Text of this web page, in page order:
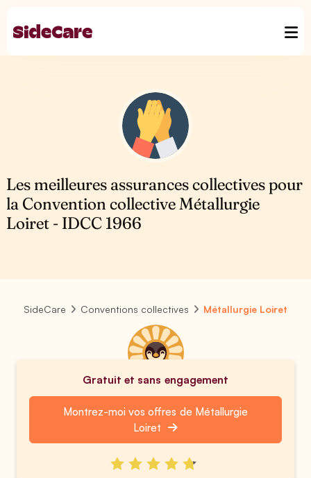
Les meilleures assurances collectives pour
la Convention collective Métallurgie
Loiret - IDCC 1966
SideCare Conventions collectives Métallurgie Loiret
Gratuit et sans engagement
Montrez-moi vos offres de Métallurgie
Loiret